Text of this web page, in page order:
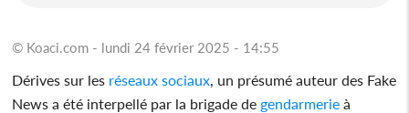
© Koaci.com - lundi 24 février 2025 - 14:55
Dérives sur les réseaux sociaux , un présumé auteur des Fake
News a été interpellé par la brigade de gendarmerie à